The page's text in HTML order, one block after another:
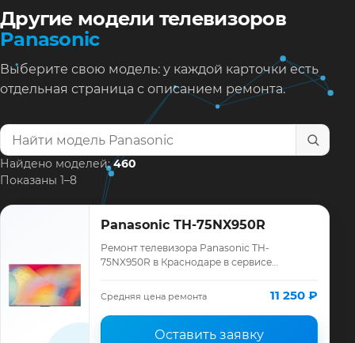
Другие модели телевизоров
Panasonic
Выберите свою модель: у каждой карточки есть
отдельная страница с описанием ремонта.
Найти модель телевизора
Найдено моделей:460
Показаны 1–8
Panasonic TH-75NX950R
Ремонт телевизора Panasonic TH-
75NX950R в Краснодаре в сервисе
Panasonic, смета до ремонта, запчасти и
гарантия до 12 мес…
Средняя цена ремонта 11 250 ₽
Оставить заявку